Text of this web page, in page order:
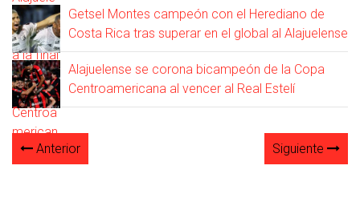
Getsel Montes campeón con el Herediano de
Costa Rica tras superar en el global al Alajuelense
Alajuelense se corona bicampeón de la Copa
Centroamericana al vencer al Real Estelí
Anterior Siguiente